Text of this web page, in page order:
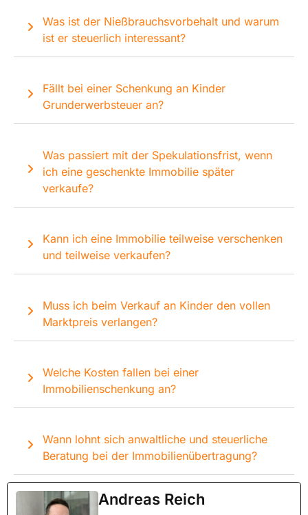
Was ist der Nießbrauchsvorbehalt und warum
ist er steuerlich interessant?
Fällt bei einer Schenkung an Kinder
Grunderwerbsteuer an?
Was passiert mit der Spekulationsfrist, wenn
ich eine geschenkte Immobilie später
verkaufe?
Kann ich eine Immobilie teilweise verschenken
und teilweise verkaufen?
Muss ich beim Verkauf an Kinder den vollen
Marktpreis verlangen?
Welche Kosten fallen bei einer
Immobilienschenkung an?
Wann lohnt sich anwaltliche und steuerliche
Beratung bei der Immobilienübertragung?
Andreas Reich